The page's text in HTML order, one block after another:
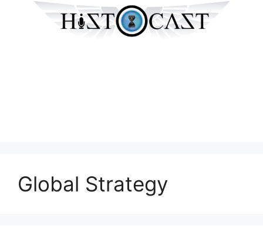
Global Strategy